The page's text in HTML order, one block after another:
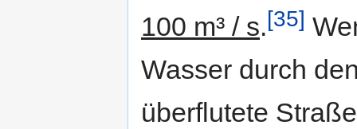
100 m³ / s.[35]
Wasser durch
überflutete